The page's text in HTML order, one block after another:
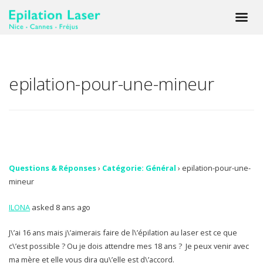
epilation-pour-une-mineur
Questions & Réponses› Catégorie: Général › epilation-pour-une-
mineur
ILONA asked 8 ans ago
J\’ai 16 ans mais j\’aimerais faire de l\’épilation au laser est ce que
c\’est possible ? Ou je dois attendre mes 18 ans ? Je peux venir avec
ma mère et elle vous dira qu\’elle est d\’accord.